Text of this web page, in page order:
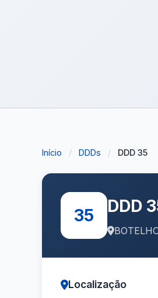
Início / DDDs / DDD 35
35 DDD
Localização